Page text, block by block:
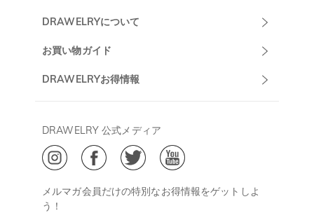
DRAWELRYについて
DRAWELRYについて
ご利用規約
ご特定商取引法に基づく表示
お買い物ガイド
発送について
ジュエリーお手入れ
Drawelry Blog
DRAWELRYお得情報
会員・ポイントについて
メルマガ会員だけの特別なお得情報をゲットしよ
う！
DRAWELRY 公式メディア